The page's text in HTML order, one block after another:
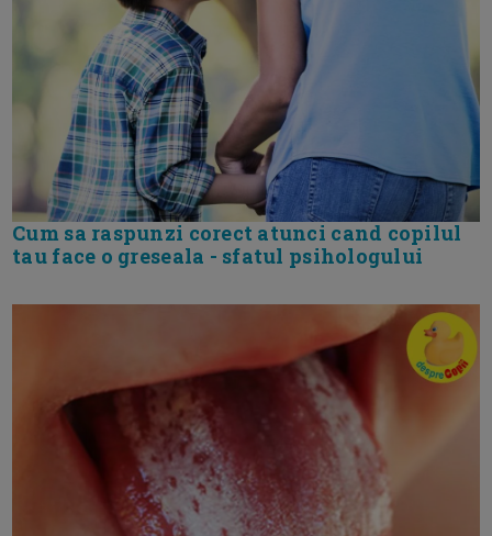
Cum sa raspunzi corect atunci cand copilul
tau face o greseala - sfatul psihologului